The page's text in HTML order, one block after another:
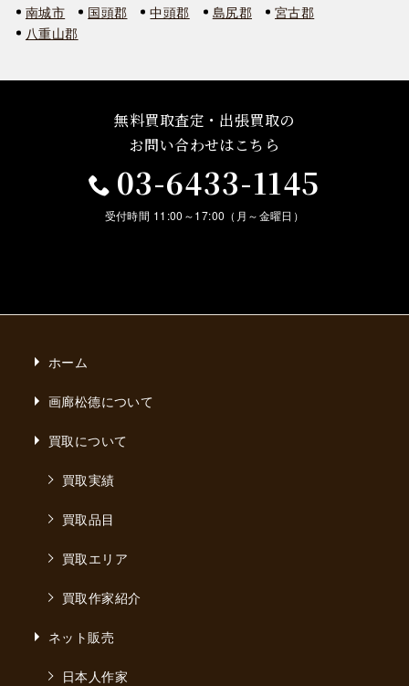
南城市
国頭郡 中頭郡 島尻郡
宮古郡
八重山郡
無料買取査定・出張買取の
お問い合わせはこちら
03-6433-1145
受付時間 11:00～17:00（月～金曜日）
ホーム
画廊松德について
買取について
買取実績
買取品目
買取エリア
買取作家紹介
ネット販売
日本人作家